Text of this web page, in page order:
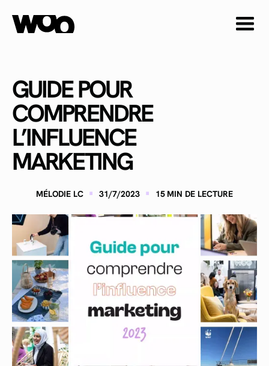
GUIDE POUR
COMPRENDRE
L’INFLUENCE
MARKETING
MÉLODIE LC · 31/7/2023 · 15 MIN DE LECTURE